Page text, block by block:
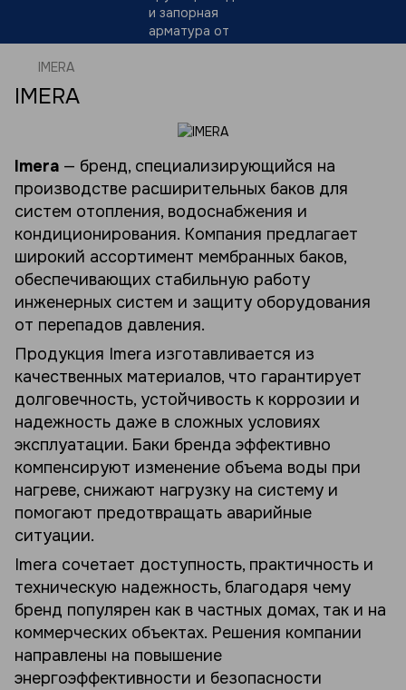
IMERA
IMERA
Imera — бренд, специализирующийся на
производстве расширительных баков для
систем отопления, водоснабжения и
кондиционирования. Компания предлагает
широкий ассортимент мембранных баков,
обеспечивающих стабильную работу
инженерных систем и защиту оборудования
от перепадов давления.
Продукция Imera изготавливается из
качественных материалов, что гарантирует
долговечность, устойчивость к коррозии и
надежность даже в сложных условиях
эксплуатации. Баки бренда эффективно
компенсируют изменение объема воды при
нагреве, снижают нагрузку на систему и
помогают предотвращать аварийные
ситуации.
Imera сочетает доступность, практичность и
техническую надежность, благодаря чему
бренд популярен как в частных домах, так и на
коммерческих объектах. Решения компании
направлены на повышение
энергоэффективности и безопасности